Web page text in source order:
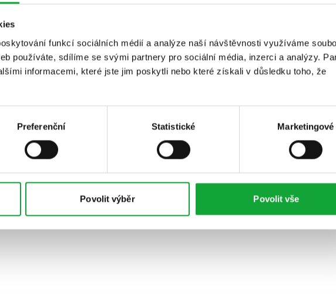
funkcí sociálních médií a analýze naší návštěvnosti využíváme
používáte, sdílíme se svými partnery pro sociální média, inzerci a analýzy.
informacemi, které jste jim poskytli nebo které získali v důsledku toho, že
Preferenční Statistické Marketingové
Povolit výběr Povolit vše